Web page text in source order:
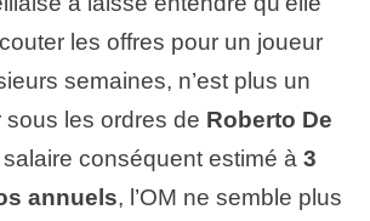
les offres pour un joueur
semaines, n’est plus un
sous les ordres de Roberto De
conséquent estimé à 3
annuels, l’OM ne semble plus